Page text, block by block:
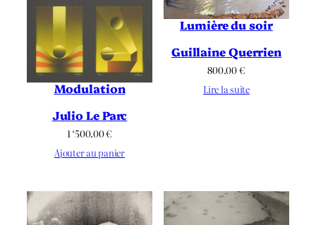
Modulation
Julio Le Parc
1 ‘500.00€
Ajouter au panier
Lumière du soir
Guillaine Querrien
800.00€
Lire la suite